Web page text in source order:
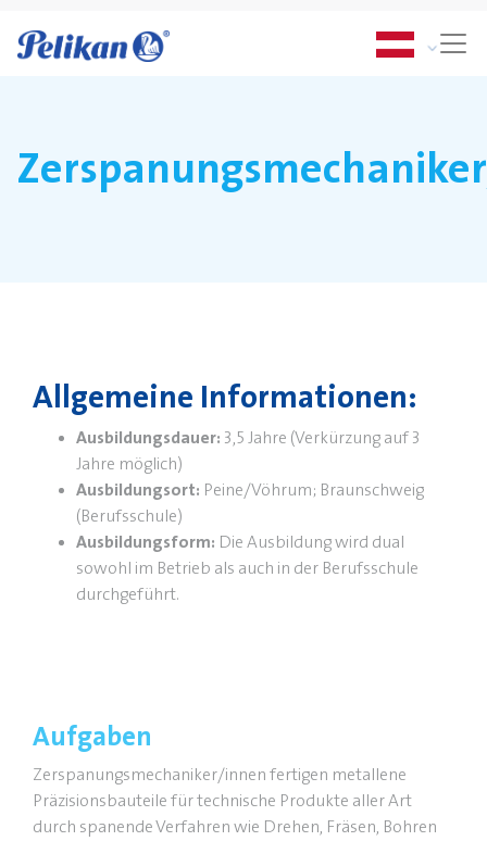
Allgemeine Informationen:
Ausbildungsdauer: 3,5 Jahre (Verkürzung auf 3
Jahre möglich)
Ausbildungsort: Peine/Vöhrum; Braunschweig
(Berufsschule)
Ausbildungsform: Die Ausbildung wird dual
sowohl im Betrieb als auch in der Berufsschule
durchgeführt.
Aufgaben
Zerspanungsmechaniker/innen fertigen metallene
Präzisionsbauteile für technische Produkte aller Art
durch spanende Verfahren wie Drehen, Fräsen, Bohren